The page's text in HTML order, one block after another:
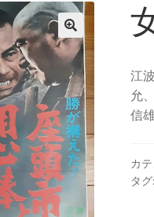
江
允
信
カ
タグ: